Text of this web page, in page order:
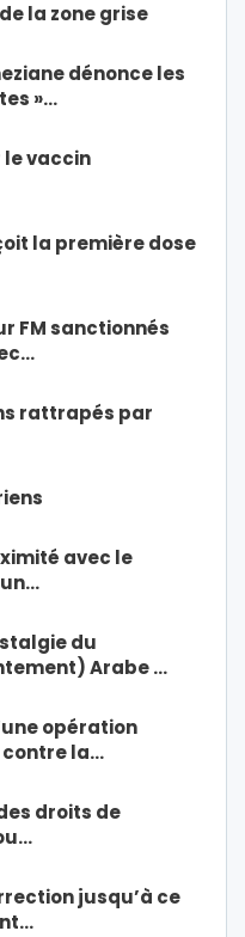
la zone grise
dénonce les
»…
vaccin
la première dose
FM sanctionnés
rattrapés par
avec le
du
Arabe …
opération
contre la…
droits de
jusqu’à ce